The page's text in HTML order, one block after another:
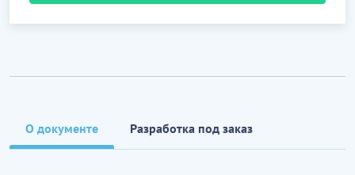
О документе Разработка под заказ